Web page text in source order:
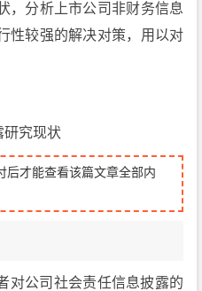
，分析上市公司非财务信息
性较强的解决对策，用以对
研究现状
后才能查看该篇文章全部内
对公司社会责任信息披露的